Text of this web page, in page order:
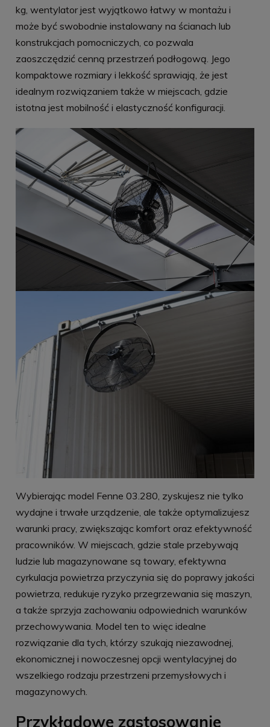
kg, wentylator jest wyjątkowo łatwy w montażu i
może być swobodnie instalowany na ścianach lub
konstrukcjach pomocniczych, co pozwala
zaoszczędzić cenną przestrzeń podłogową. Jego
kompaktowe rozmiary i lekkość sprawiają, że jest
idealnym rozwiązaniem także w miejscach, gdzie
istotna jest mobilność i elastyczność konfiguracji.
Wybierając model Fenne 03.280, zyskujesz nie tylko
wydajne i trwałe urządzenie, ale także optymalizujesz
warunki pracy, zwiększając komfort oraz efektywność
pracowników. W miejscach, gdzie stale przebywają
ludzie lub magazynowane są towary, efektywna
cyrkulacja powietrza przyczynia się do poprawy jakości
powietrza, redukuje ryzyko przegrzewania się maszyn,
a także sprzyja zachowaniu odpowiednich warunków
przechowywania. Model ten to więc idealne
rozwiązanie dla tych, którzy szukają niezawodnej,
ekonomicznej i nowoczesnej opcji wentylacyjnej do
wszelkiego rodzaju przestrzeni przemysłowych i
magazynowych.
Przykładowe zastosowanie